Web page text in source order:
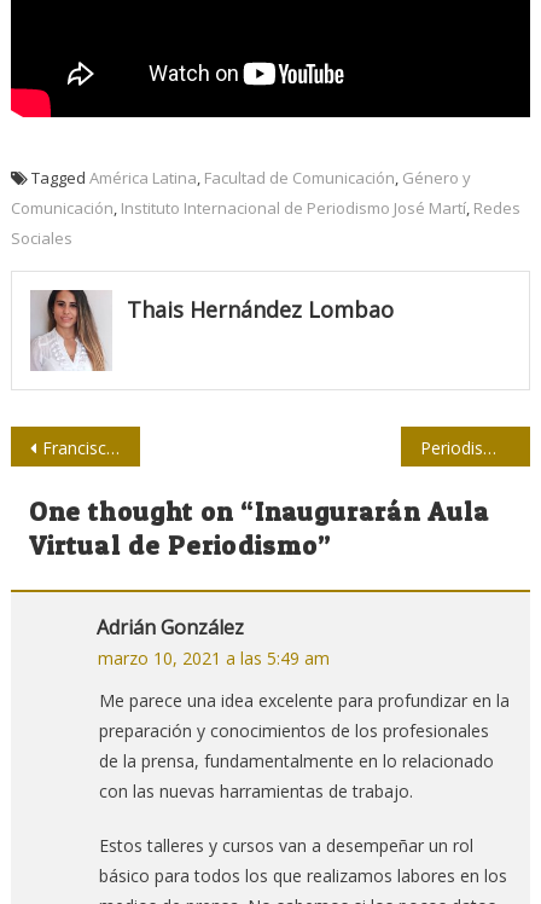
Tagged América Latina Facultad de Comunicación Género y
Comunicación Instituto Internacional de Periodismo José Martí, Redes
Sociales
Thais Hernández Lombao
Navegación
de
entradas
Francisco López Sacha: “Uno se siente cubano por razones culturales e históricas…” Periodismo y jóvenes en Cuba: pasiones y desafíos
One thought on “Inaugurarán Aula
Virtual de Periodismo”
Adrián González
marzo 10, 2021 a las 5:49 am
Me parece una idea excelente para profundizar en la
preparación y conocimientos de los profesionales
de la prensa, fundamentalmente en lo relacionado
con las nuevas harramientas de trabajo.
Estos talleres y cursos van a desempeñar un rol
básico para todos los que realizamos labores en los